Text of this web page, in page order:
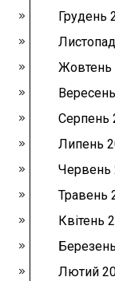
Грудень
Жовтень
Серпень
Липень
Червень
Травень
Квітень
Лютий